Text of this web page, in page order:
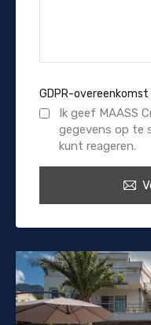
GDPR-overeenkomst
Ik geef MAASS
gegevens op te
kunt reageren.